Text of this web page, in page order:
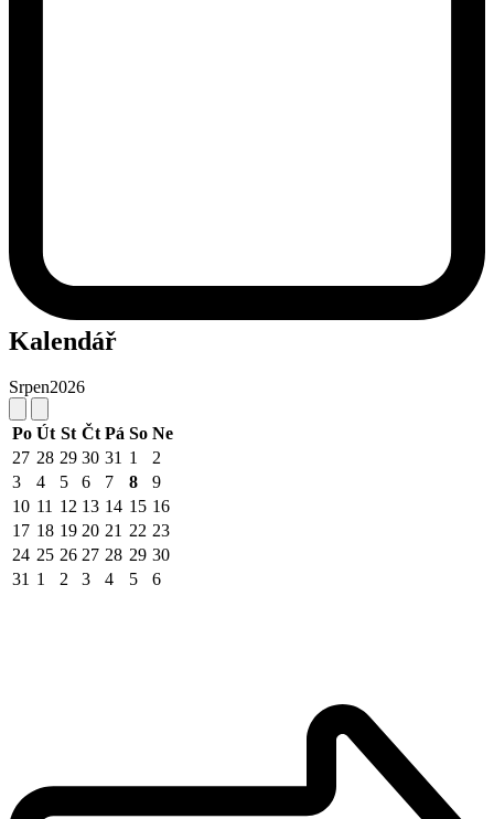
Kalendář
Srpen2026
Po Út St Čt Pá So Ne
27 28 29 30 31 1
2
3
4 5 6 7 8
9
10 11 12 13 14 15 16
17 18 19 20 21 22 23
24 25 26 27 28 29 30
31 1 2 3 4 5 6